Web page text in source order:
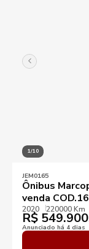
Preço mínimo
Destaques
1/10
JEM0165
Ônibus
venda
2020 220000 Km
R$
Anunciado há 4 dias